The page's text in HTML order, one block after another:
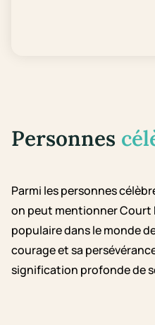
Personnes
Parmi les personnes
on peut mentionner Court
populaire dans le monde
courage et sa
signification profonde de